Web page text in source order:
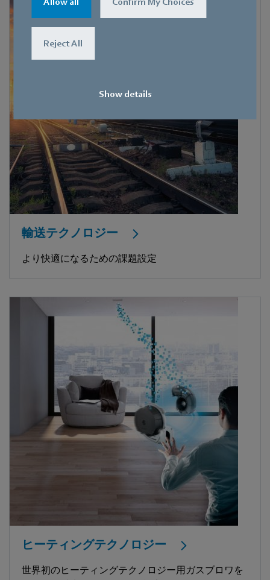
Reject All
Show details
輸送テクノロジー
より快適になるための課題設定
ヒーティングテクノロジー
世界初のヒーティングテクノロジー用ガスブロワを